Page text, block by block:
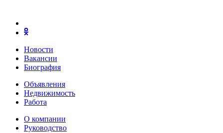
Новости
Вакансии
Биография
Объявления
Недвижимость
Работа
О компании
Руководство